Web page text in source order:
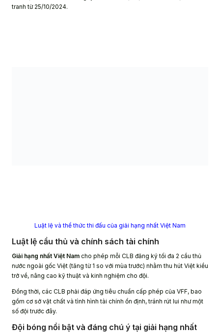
tranh từ 25/10/2024.
Luật lệ và thể thức thi đấu của giải hạng nhất Việt Nam
Luật lệ cầu thủ và chính sách tài chính
Giải hạng nhất Việt Nam cho phép mỗi CLB đăng ký tối đa 2 cầu thủ
nước ngoài gốc Việt (tăng từ 1 so với mùa trước) nhằm thu hút Việt kiều
trở về, nâng cao kỹ thuật và kinh nghiệm cho đội.
Đồng thời, các CLB phải đáp ứng tiêu chuẩn cấp phép của VFF, bao
gồm cơ sở vật chất và tình hình tài chính ổn định, tránh rút lui như một
số đội trước đây.
Đội bóng nổi bật và đáng chú ý tại giải hạng nhất